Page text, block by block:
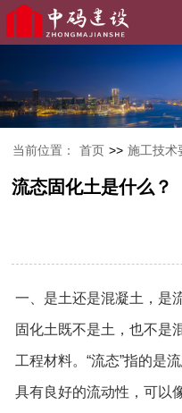
当前位置： 首页 >> 施工技术
流态固化土是什么？
一、是土还是混凝土，是
固化土既不是土，也不是
工程材料。“流态”指的是
具有良好的流动性，可以